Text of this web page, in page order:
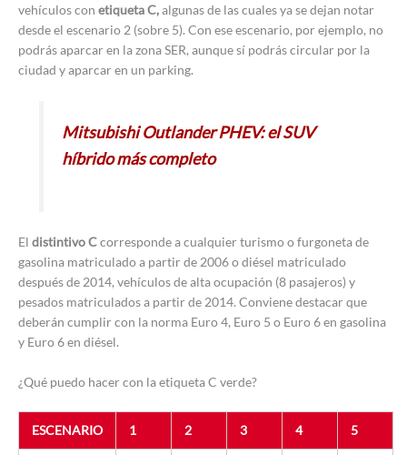
vehículos con etiqueta C,algunas de las cuales ya se dejan notar
desde el escenario 2 (sobre 5). Con ese escenario, por ejemplo, no
podrás aparcar en la zona SER, aunque sí podrás circular por la
ciudad y aparcar en un parking.
Mitsubishi Outlander PHEV: el SUV
híbrido más completo
El distintivo Ccorresponde a cualquier turismo o furgoneta de
gasolina matriculado a partir de 2006 o diésel matriculado
después de 2014, vehículos de alta ocupación (8 pasajeros) y
pesados matriculados a partir de 2014. Conviene destacar que
deberán cumplir con la norma Euro 4, Euro 5 o Euro 6 en gasolina
y Euro 6 en diésel.
¿Qué puedo hacer con la etiqueta C verde?
ESCENARIO 1 2 3 4 5